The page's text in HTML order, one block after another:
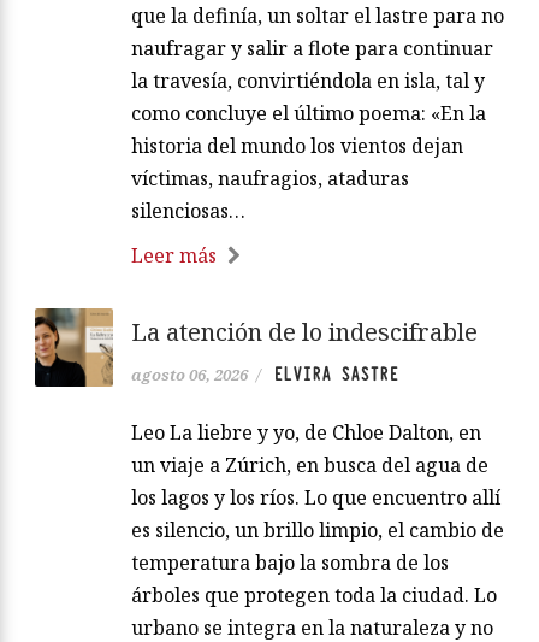
que la definía, un soltar el lastre para no
naufragar y salir a flote para continuar
la travesía, convirtiéndola en isla, tal y
como concluye el último poema: «En la
historia del mundo los vientos dejan
víctimas, naufragios, ataduras
silenciosas…
Leer más
La atención de lo indescifrable
agosto 06, 2026 / ELVIRA SASTRE
Leo La liebre y yo, de Chloe Dalton, en
un viaje a Zúrich, en busca del agua de
los lagos y los ríos. Lo que encuentro allí
es silencio, un brillo limpio, el cambio de
temperatura bajo la sombra de los
árboles que protegen toda la ciudad. Lo
urbano se integra en la naturaleza y no